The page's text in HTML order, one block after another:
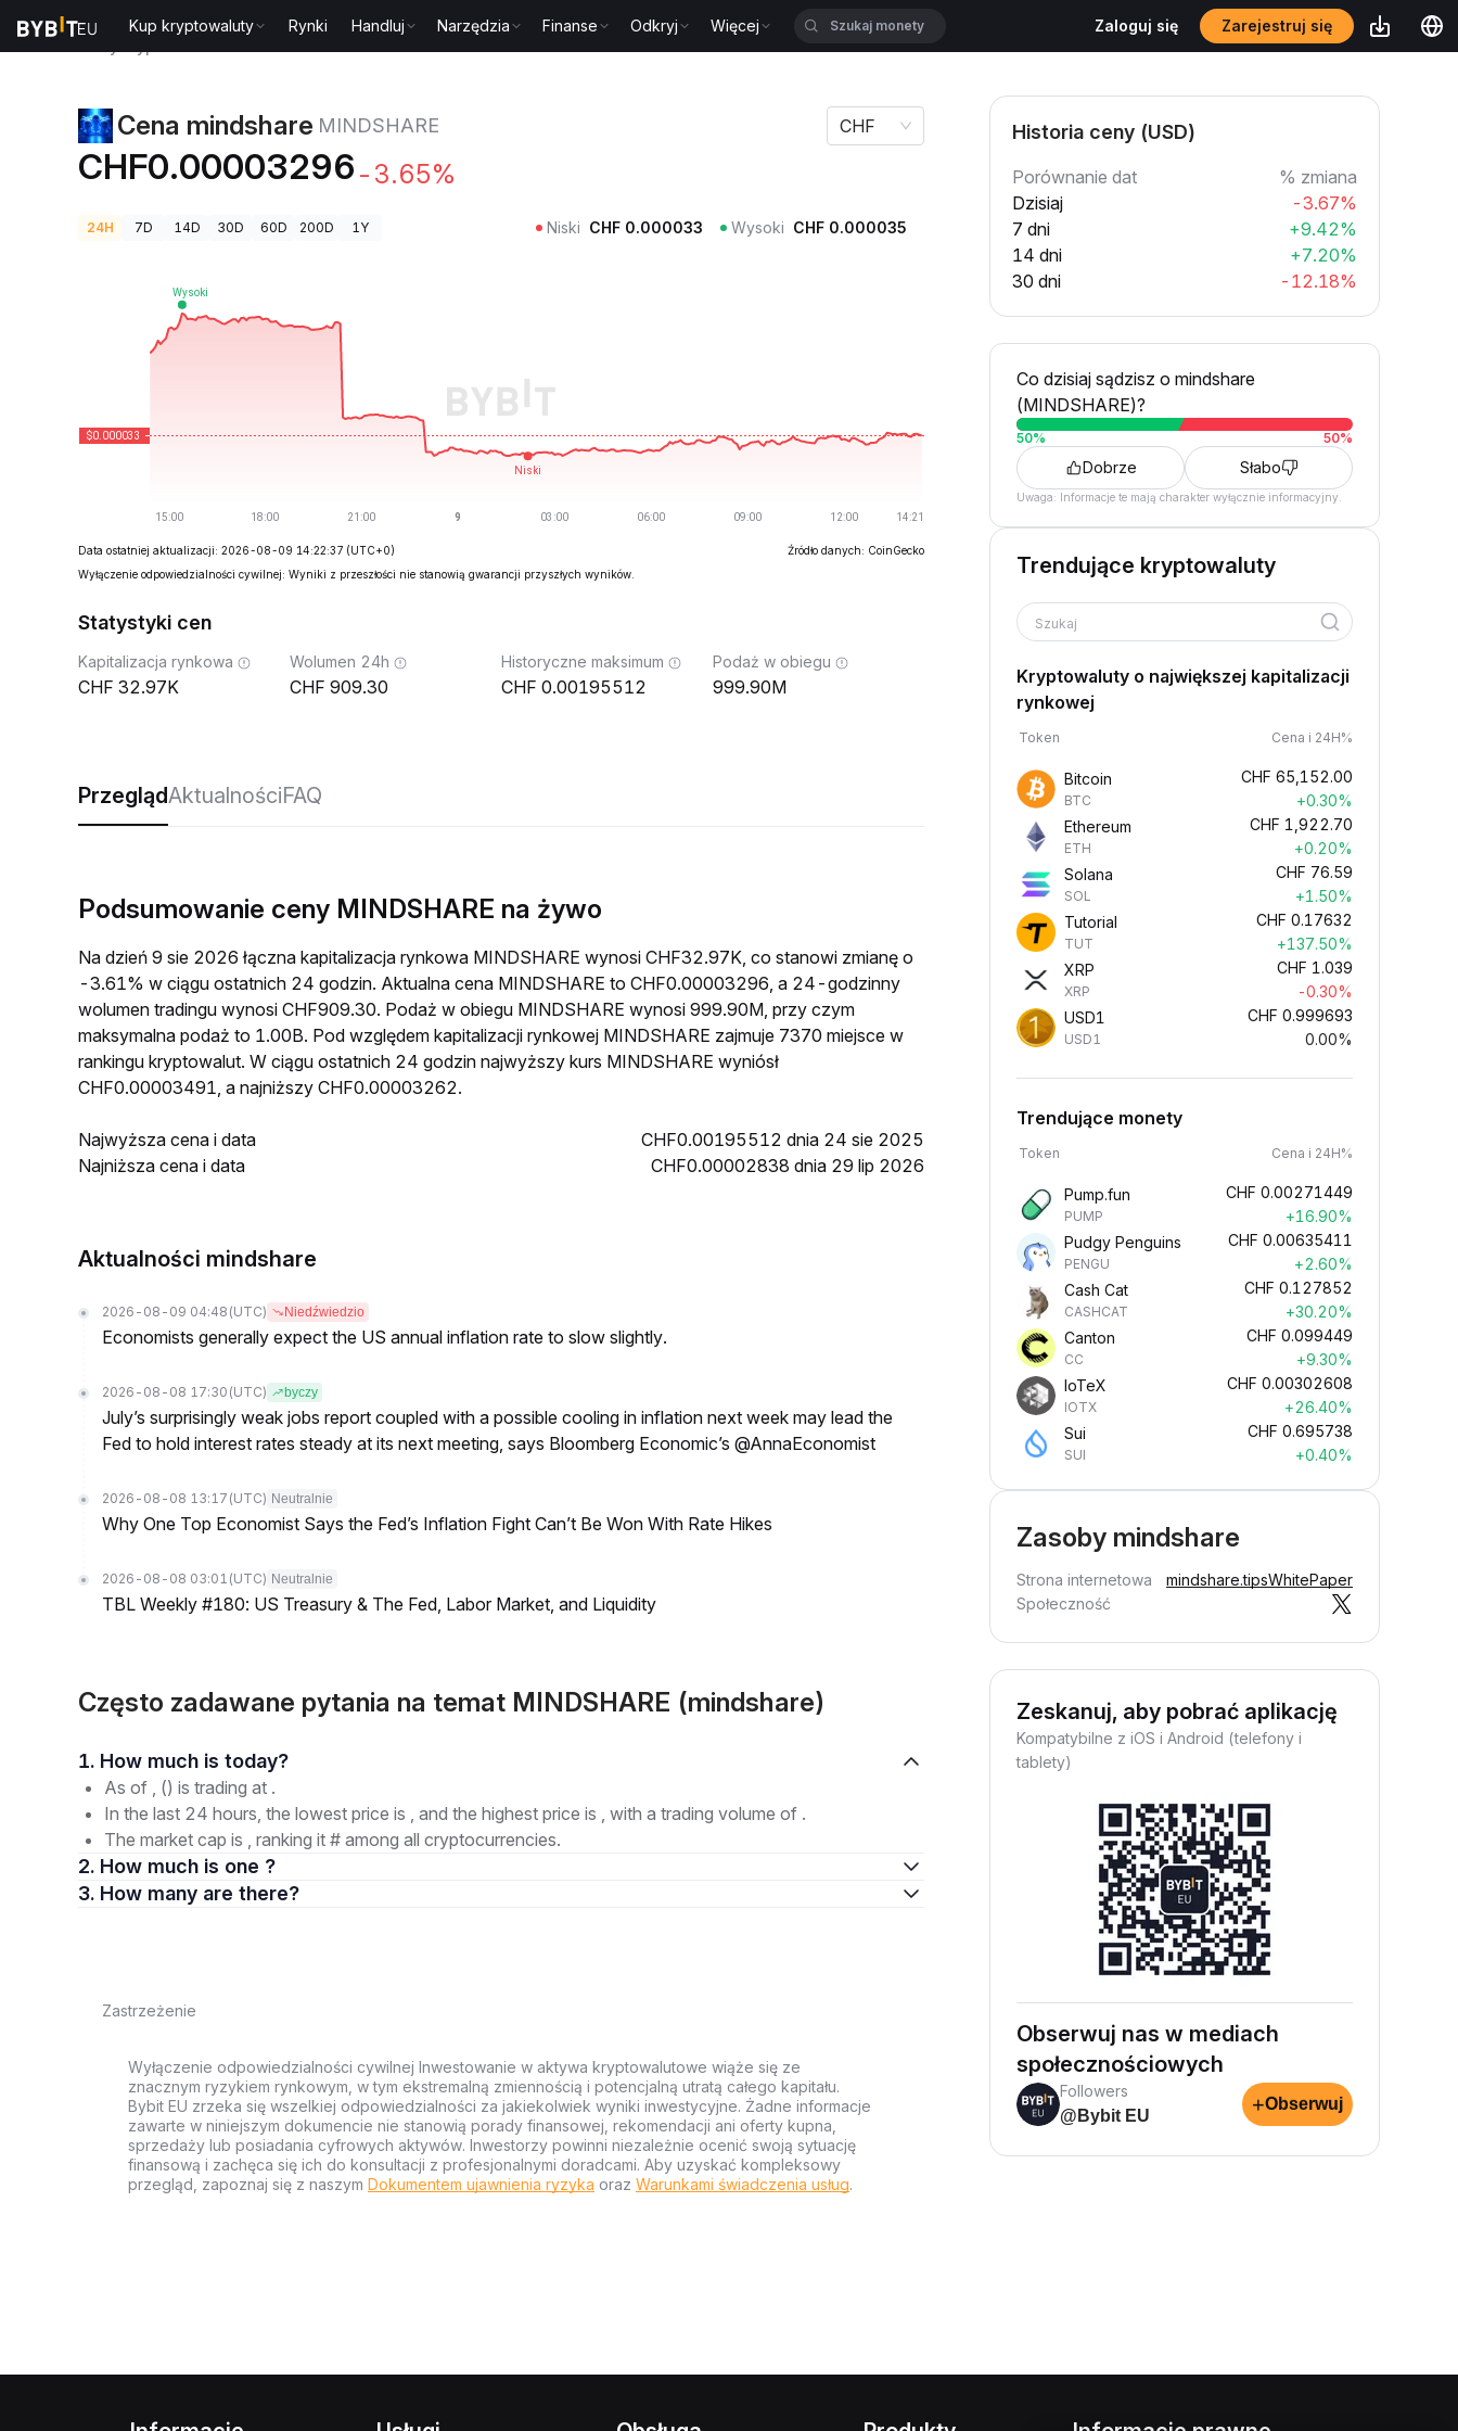
Kup kryptowaluty Rynki Handluj Narzędzia Finanse Odkryj Więcej Zaloguj się Zarejestruj się
Cena mindshare MINDSHARE
CHF0.00003296 -3.65%
CHF
24H 7D 14D 30D 60D 200D 1Y Niski CHF 0.000033 Wysoki CHF 0.000035
Data ostatniej aktualizacji: 2026-08-09 14:22:37 (UTC+0)
Źródło danych: CoinGecko
Wyłączenie odpowiedzialności cywilnej: Wyniki z przeszłości nie stanowią gwarancji przyszłych wyników.
Statystyki cen
Kapitalizacja rynkowa
32.97K
Wolumen 24h
909.30
Historyczne maksimum
0.00195512
Podaż w obiegu
999.90M
PrzeglądAktualnościFAQ
Podsumowanie ceny MINDSHARE na żywo
Na dzień 9 sie 2026 łączna kapitalizacja rynkowa MINDSHARE wynosi CHF32.97K, co stanowi zmianę o
-3.61% w ciągu ostatnich 24 godzin. Aktualna cena MINDSHARE to CHF0.00003296, a 24-godzinny
wolumen tradingu wynosi CHF909.30. Podaż w obiegu MINDSHARE wynosi 999.90M, przy czym
maksymalna podaż to 1.00B. Pod względem kapitalizacji rynkowej MINDSHARE zajmuje 7370 miejsce w
rankingu kryptowalut. W ciągu ostatnich 24 godzin najwyższy kurs MINDSHARE wyniósł
CHF0.00003491, a najniższy CHF0.00003262.
Najwyższa cena i data
CHF0.00195512 dnia 24 sie 2025
Najniższa cena i data
CHF0.00002838 dnia 29 lip 2026
Aktualności mindshare
2026-08-09 04:48 (UTC) Niedźwiedzio
Economists generally expect the US annual inflation rate to slow slightly.
2026-08-08 17:30 (UTC) byczy
July’s surprisingly weak jobs report coupled with a possible cooling in inflation next week may lead the
Fed to hold interest rates steady at its next meeting, says Bloomberg Economic’s @AnnaEconomist
2026-08-08 13:17 (UTC) Neutralnie
Why One Top Economist Says the Fed’s Inflation Fight Can’t Be Won With Rate Hikes
2026-08-08 03:01 (UTC) Neutralnie
TBL Weekly #180: US Treasury & The Fed, Labor Market, and Liquidity
Często zadawane pytania na temat MINDSHARE (mindshare)
1. How much is today?
As of , () is trading at .
In the last 24 hours, the lowest price is , and the highest price is , with a trading volume of .
The market cap is , ranking it # among all cryptocurrencies.
2. How much is one ?
3. How many are there?
Zastrzeżenie
Wyłączenie odpowiedzialności cywilnej Inwestowanie w aktywa kryptowalutowe wiąże się ze
znacznym ryzykiem rynkowym, w tym ekstremalną zmiennością i potencjalną utratą całego kapitału.
Bybit EU zrzeka się wszelkiej odpowiedzialności za jakiekolwiek wyniki inwestycyjne. Żadne informacje
zawarte w niniejszym dokumencie nie stanowią porady finansowej, rekomendacji ani oferty kupna,
sprzedaży lub posiadania cyfrowych aktywów. Inwestorzy powinni niezależnie ocenić swoją sytuację
finansową i zachęca się ich do konsultacji z profesjonalnymi doradcami. Aby uzyskać kompleksowy
przegląd, zapoznaj się z naszym Dokumentem ujawnienia ryzyka oraz Warunkami świadczenia usług.
Historia ceny (USD)
Porównanie dat
% zmiana
Dzisiaj
-3.67%
7 dni
+9.42%
14 dni
+7.20%
30 dni
-12.18%
Co dzisiaj sądzisz o mindshare
(MINDSHARE)?
50% 50%
Dobrze Słabo
Uwaga: Informacje te mają charakter wyłącznie informacyjny.
Trendujące kryptowaluty
Szukaj
Kryptowaluty o największej kapitalizacji
rynkowej
Token Cena i 24H%
Bitcoin
BTC
CHF 65,152.00
+0.30%
Ethereum
ETH
CHF 1,922.70
+0.20%
Solana
SOL
CHF 76.59
+1.50%
Tutorial
TUT
CHF 0.17632
+137.50%
XRP
XRP
CHF 1.039
-0.30%
USD1
USD1
CHF 0.999693
0.00%
Trendujące monety
Token Cena i 24H%
Pump.fun
PUMP
CHF 0.00271449
+16.90%
Pudgy Penguins
PENGU
CHF 0.00635411
+2.60%
Cash Cat
CASHCAT
CHF 0.127852
+30.20%
Canton
CC
CHF 0.099449
+9.30%
IoTeX
IOTX
CHF 0.00302608
+26.40%
Sui
SUI
CHF 0.695738
+0.40%
Zasoby mindshare
Strona internetowa mindshare.tipsWhitePaper
Społeczność
Zeskanuj, aby pobrać aplikację
Kompatybilne z iOS i Android (telefony i
tablety)
Obserwuj nas w mediach
społecznościowych
Followers
@Bybit EU
+Obserwuj